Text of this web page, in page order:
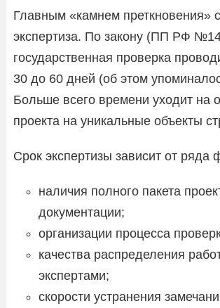
Главным «камнем преткновения»
экспертиза. По закону (ПП РФ
государственная проверка
30 до 60 дней (об этом
Больше всего времени уходит на
проекта на уникальные объекты
Срок экспертизы зависит от ряда
наличия полного пакета
документации;
организации процесса
качества распределения
экспертами;
скорости устранения